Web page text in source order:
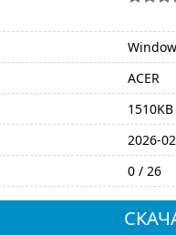
ACER
1510KB
2026-
0 / 26